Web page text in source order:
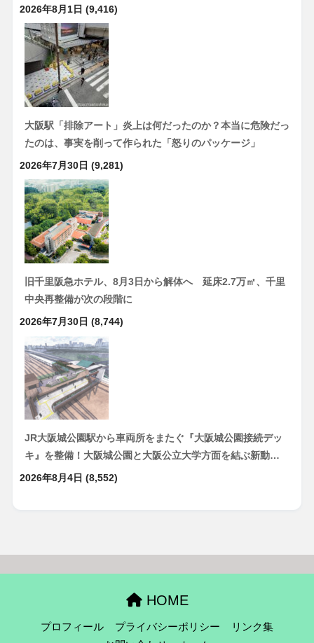
2026年8月1日 (9,416)
大阪駅「排除アート」炎上は何だったのか？本当に危険だっ
たのは、事実を削って作られた「怒りのパッケージ」
2026年7月30日 (9,281)
旧千里阪急ホテル、8月3日から解体へ 延床2.7万㎡、千里
中央再整備が次の段階に
2026年7月30日 (8,744)
JR大阪城公園駅から車両所をまたぐ『大阪城公園接続デッ
キ』を整備！大阪城公園と大阪公立大学方面を結ぶ新動…
2026年8月4日 (8,552)
HOME
プロフィール プライバシーポリシー
リンク集